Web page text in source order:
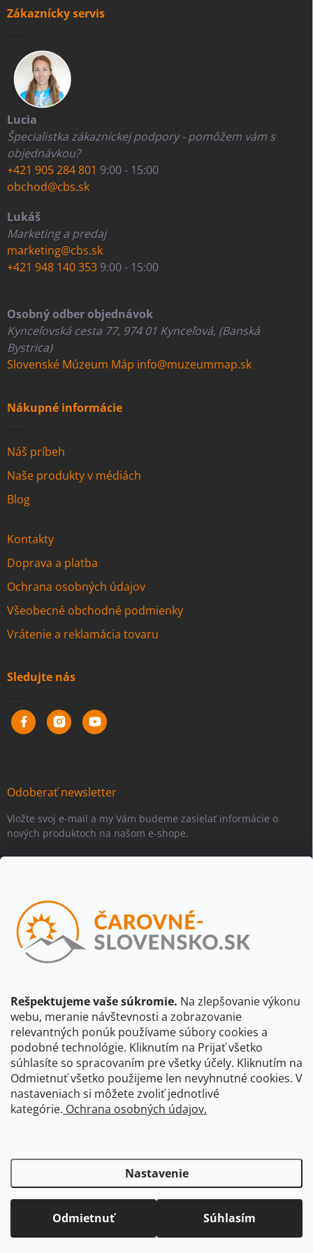
Rešpektujeme vaše súkromie. Na zlepšovanie výkonu
webu, meranie návštevnosti a zobrazovanie
relevantných ponúk používame súbory cookies a
podobné technológie. Kliknutím na Prijať všetko
súhlasíte so spracovaním pre všetky účely. Kliknutím na
Odmietnuť všetko použijeme len nevyhnutné cookies. V
nastaveniach si môžete zvoliť jednotlivé
kategórie. Ochrana osobných údajov.
Nastavenie
Odmietnuť Súhlasím
Zákaznícky servis
Lucia
Špecialistka zákazníckej podpory - pomôžem vám s
objednávkou?
+421 905 284 801 9:00 - 15:00
obchod@cbs.sk
Lukáš
Marketing a predaj
marketing@cbs.sk
+421 948 140 353 9:00 - 15:00
Osobný odber objednávok
Kynceľovská cesta 77, 974 01 Kynceľová, (Banská
Bystrica)
Slovenské Múzeum Máp info@muzeummap.sk
Nákupné informácie
Náš príbeh
Naše produkty v médiách
Blog
Kontakty
Doprava a platba
Ochrana osobných údajov
Všeobecné obchodné podmienky
Vrátenie a reklamácia tovaru
Sledujte nás
Odoberať newsletter
Vložte svoj e-mail a my Vám budeme zasielať informácie o
nových produktoch na našom e-shope.
Vložením e-mailu súhlasíte spodmienkami ochrany osobných
údajov
Beriem na vedomie, že adresa bude spracovaná za účelom
údajov dostupnými na tejto stránke.
Prihlásiť sa
CBS Slovensko CBS Česko Shocart
VKÚ Mapy Harmanec
Čarovné Česko
Copyright 2026Čarovné-Slovensko.sk . Všetky práva vyhradené.
nastavenie cookies